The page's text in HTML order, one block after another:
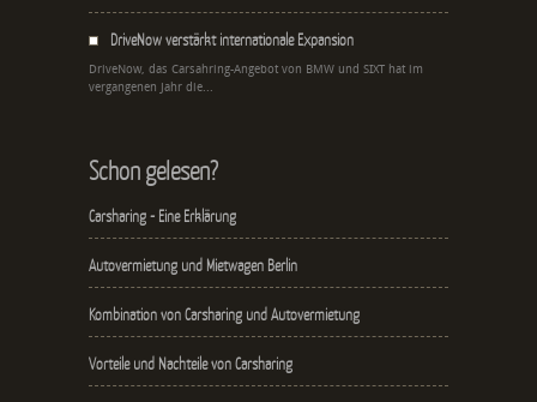
DriveNow verstärkt internationale Expansion
DriveNow, das Carsahring-Angebot von BMW und SIXT hat im
vergangenen Jahr die...
Schon gelesen?
Carsharing - Eine Erklärung
Autovermietung und Mietwagen Berlin
Kombination von Carsharing und Autovermietung
Vorteile und Nachteile von Carsharing